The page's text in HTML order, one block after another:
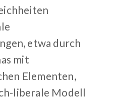
etwa durch
mit
Elementen,
liberale Modell